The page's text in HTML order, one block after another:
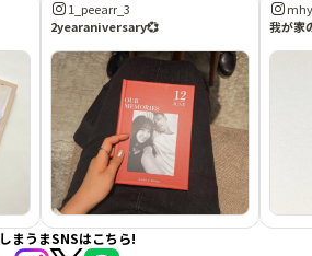
1_peearr_3
2yearaniversary💞
我が家
しまうまSNSはこちら!